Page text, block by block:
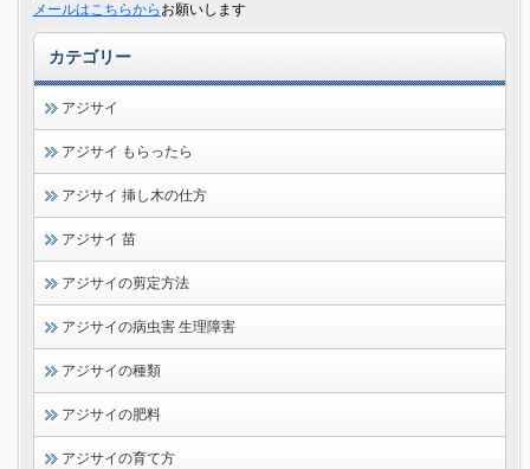
メールはこちらから お願いします
カテゴリー
アジサイ
アジサイ もらったら
アジサイ 挿し木の仕方
アジサイ 苗
アジサイの剪定方法
アジサイの病虫害 生理障害
アジサイの種類
アジサイの肥料
アジサイの育て方